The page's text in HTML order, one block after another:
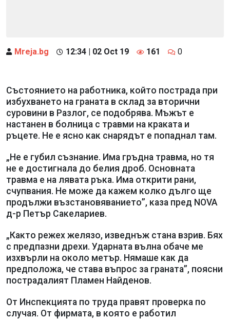
Mreja.bg 12:34 | 02 Oct 19 161 0
Състоянието на работника, който пострада при
избухването на граната в склад за вторични
суровини в Разлог, се подобрява. Мъжът е
настанен в болница с травми на краката и
ръцете. Не е ясно как снарядът е попаднал там.
„Не е губил съзнание. Има гръдна травма, но тя
не е достигнала до белия дроб. Основната
травма е на лявата ръка. Има открити рани,
счупвания. Не може да кажем колко дълго ще
продължи възстановяванието”, каза пред NOVA
д-р Петър Сакелариев.
„Както режех желязо, изведнъж стана взрив. Бях
с предпазни дрехи. Ударната вълна обаче ме
изхвърли на около метър. Нямаше как да
предположа, че става въпрос за граната”, поясни
пострадалият Пламен Найденов.
От Инспекцията по труда правят проверка по
случая. От фирмата, в която е работил